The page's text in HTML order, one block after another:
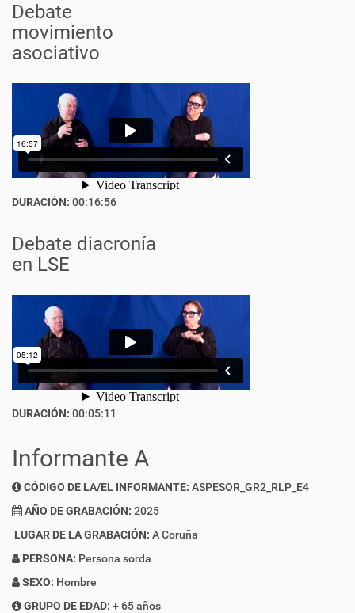
Debate
movimiento
asociativo
DURACIÓN: 00:16:56
Debate diacronía
en LSE
DURACIÓN: 00:05:11
Informante A
CÓDIGO DE LA/EL INFORMANTE: ASPESOR_GR2_RLP_E4
AÑO DE GRABACIÓN: 2025
LUGAR DE LA GRABACIÓN: A Coruña
PERSONA: Persona sorda
SEXO: Hombre
GRUPO DE EDAD: + 65 años